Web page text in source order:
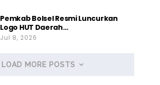
Pemkab Bolsel Resmi Luncurkan
Logo HUT Daerah…
Jul 8, 2026
LOAD MORE POSTS